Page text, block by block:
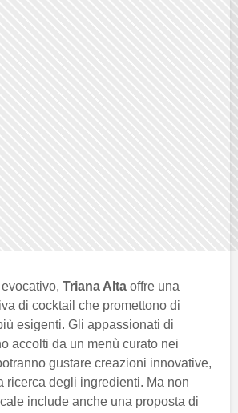
Triana Alta offre una
di cocktail che promettono di
esigenti. Gli appassionati di
accolti da un menù curato nei
gustare creazioni innovative,
ricerca degli ingredienti. Ma non
include anche una proposta di